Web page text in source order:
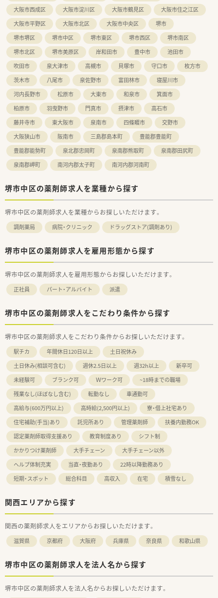
大阪市西成区
大阪市淀川区 大阪市鶴見区
大阪市住之江区
大阪市平野区
大阪市北区 大阪市中央区
堺市
堺市堺区
堺市中区 堺市東区 堺市西区
堺市南区
堺市北区
堺市美原区 岸和田市 豊中市
池田市
吹田市
泉大津市 高槻市 貝塚市 守口市
枚方市
茨木市
八尾市 泉佐野市 富田林市
寝屋川市
河内長野市
松原市 大東市 和泉市
箕面市
柏原市
羽曳野市 門真市 摂津市
高石市
藤井寺市
東大阪市 泉南市 四條畷市
交野市
大阪狭山市
阪南市 三島郡島本町
豊能郡豊能町
豊能郡能勢町
泉北郡忠岡町 泉南郡熊取町
泉南郡田尻町
泉南郡岬町
南河内郡太子町 南河内郡河南町
堺市中区の薬剤師求人を業種から探す
堺市中区の薬剤師求人を業種からお探しいただけます。
調剤薬局 病院・クリニック ドラッグストア(調剤あり)
堺市中区の薬剤師求人を雇用形態から探す
堺市中区の薬剤師求人を雇用形態からお探しいただけます。
正社員 パート・アルバイト 派遣
堺市中区の薬剤師求人をこだわり条件から探す
堺市中区の薬剤師求人をこだわり条件からお探しいただけます。
駅チカ 年間休日120日以上
土日祝休み
土日休み(相談可含む)
週休2.5日以上 週32h以上
新卒可
未経験可
ブランク可 Ｗワーク可
~18時までの職場
残業なし(ほぼなし含む)
転勤なし
車通勤可
高給与(600万円以上)
高時給(2,500円以上)
寮・借上社宅あり
住宅補助(手当)あり
託児所あり 管理薬剤師
扶養内勤務OK
認定薬剤師取得支援あり
教育制度あり
シフト制
かかりつけ薬剤師
大手チェーン
大手チェーン以外
ヘルプ体制充実
当直・夜勤あり
22時以降勤務あり
短期・スポット
総合科目 高収入 在宅 積雪なし
関西エリアから探す
関西の薬剤師求人をエリアからお探しいただけます。
滋賀県 京都府 大阪府 兵庫県 奈良県 和歌山県
堺市中区の薬剤師求人を法人名から探す
堺市中区の薬剤師求人を法人名からお探しいただけます。